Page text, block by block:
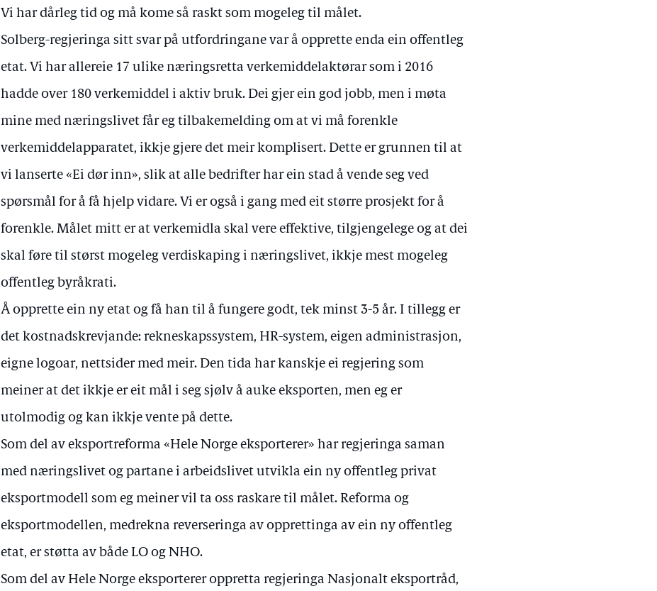
Vi har dårleg tid og må kome så raskt som mogeleg til målet.
Solberg-regjeringa sitt svar på utfordringane var å opprette enda ein offentleg
etat. Vi har allereie 17 ulike næringsretta verkemiddelaktørar som i 2016
hadde over 180 verkemiddel i aktiv bruk. Dei gjer ein god jobb, men i møta
mine med næringslivet får eg tilbakemelding om at vi må forenkle
verkemiddelapparatet, ikkje gjere det meir komplisert. Dette er grunnen til at
vi lanserte «Ei dør inn», slik at alle bedrifter har ein stad å vende seg ved
spørsmål for å få hjelp vidare. Vi er også i gang med eit større prosjekt for å
forenkle. Målet mitt er at verkemidla skal vere effektive, tilgjengelege og at dei
skal føre til størst mogeleg verdiskaping i næringslivet, ikkje mest mogeleg
offentleg byråkrati.
Å opprette ein ny etat og få han til å fungere godt, tek minst 3-5 år. I tillegg er
det kostnadskrevjande: rekneskapssystem, HR-system, eigen administrasjon,
eigne logoar, nettsider med meir. Den tida har kanskje ei regjering som
meiner at det ikkje er eit mål i seg sjølv å auke eksporten, men eg er
utolmodig og kan ikkje vente på dette.
Som del av eksportreforma «Hele Norge eksporterer» har regjeringa saman
med næringslivet og partane i arbeidslivet utvikla ein ny offentleg privat
eksportmodell som eg meiner vil ta oss raskare til målet. Reforma og
eksportmodellen, medrekna reverseringa av opprettinga av ein ny offentleg
etat, er støtta av både LO og NHO.
Som del av Hele Norge eksporterer oppretta regjeringa Nasjonalt eksportråd,